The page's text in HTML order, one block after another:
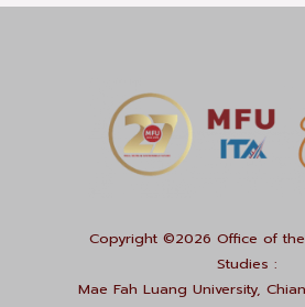
Copyright ©2026 Office of
Studies :
Mae Fah Luang University,